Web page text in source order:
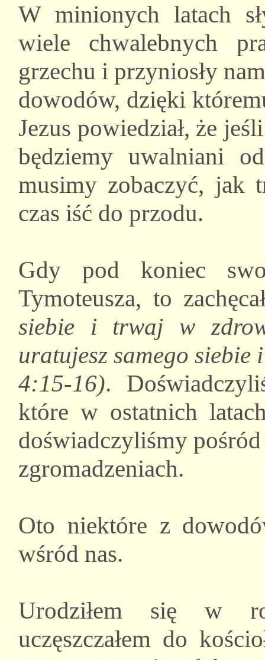
W minionych latach
wiele chwalebnych
grzechu i przyniosły
dowodów, dzięki
Jezus powiedział, że
będziemy uwalniani
musimy zobaczyć, jak
czas iść do przodu.
Gdy pod koniec
Tymoteusza, to
siebie i trwaj w
uratujesz samego siebie
4:15-16).
które w ostatnich
doświadczyliśmy
zgromadzeniach.
Oto niektóre z
wśród nas.
Urodziłem się w
uczęszczałem do